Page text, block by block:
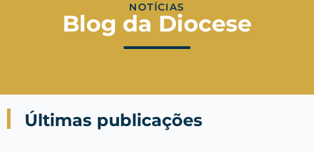
NOTÍCIAS
Blog da Diocese
Últimas publicações